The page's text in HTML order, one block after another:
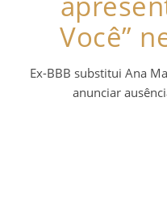
Você”
Ex-BBB substitui Ana
anunciar